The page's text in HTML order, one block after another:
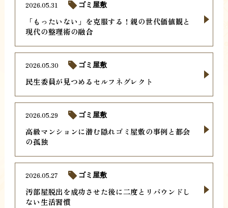
「もったいない」を克服する！親の世代価値観と
現代の整理術の融合
2026.05.31 ゴミ屋敷
民生委員が見つめるセルフネグレクト
2026.05.30 ゴミ屋敷
高級マンションに潜む隠れゴミ屋敷の事例と都会
の孤独
2026.05.29 ゴミ屋敷
汚部屋脱出を成功させた後に二度とリバウンドし
ない生活習慣
2026.05.27 ゴミ屋敷